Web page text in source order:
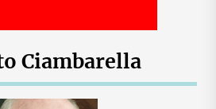
Ciambarella